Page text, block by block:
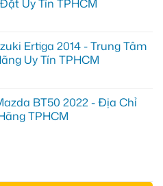
Uy Tín TPHCM
Ertiga 2014 - Trung Tâm
Uy Tín TPHCM
BT50 2022 - Địa Chỉ
TPHCM